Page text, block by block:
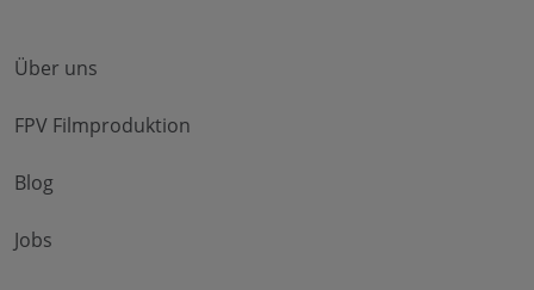
Über uns
FPV Filmproduktion
Blog
Jobs